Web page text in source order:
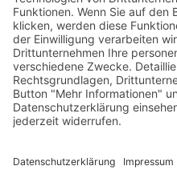
Kontakt
info(at)friedrichsforum.de
+49 (0) 921 / 25 20-80